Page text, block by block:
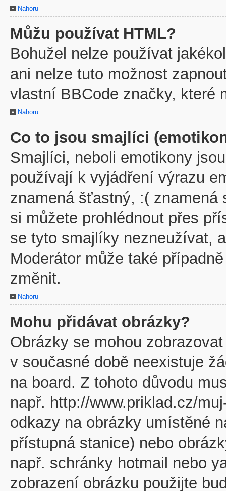
Nahoru
Můžu používat HTML?
Bohužel nelze používat
ani nelze tuto možnost
vlastní BBCode značky, které
Nahoru
Co to jsou smajlíci
Smajlíci, neboli emotikony
používají k vyjádření výrazu
znamená šťastný, :(
si můžete prohlédnout přes
se tyto smajlíky nezneužívat,
Moderátor může také
změnit.
Nahoru
Mohu přidávat obrázky?
Obrázky se mohou
v současné době neexistuje
na board. Z tohoto důvodu
např. http://www.priklad.cz/
odkazy na obrázky umístěné
přístupná stanice) nebo
např. schránky hotmail nebo
zobrazení obrázku použijte